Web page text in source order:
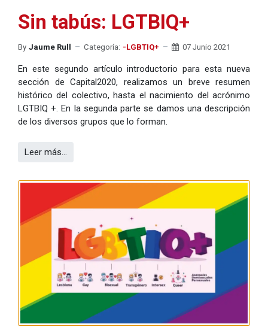
Sin tabús: LGTBIQ+
By Jaume Rull Categoría: -LGBTIQ+ 07 Junio 2021
En este segundo artículo introductorio para esta nueva
sección de Capital2020, realizamos un breve resumen
histórico del colectivo, hasta el nacimiento del acrónimo
LGTBIQ +. En la segunda parte se damos una descripción
de los diversos grupos que lo forman.
Leer más…